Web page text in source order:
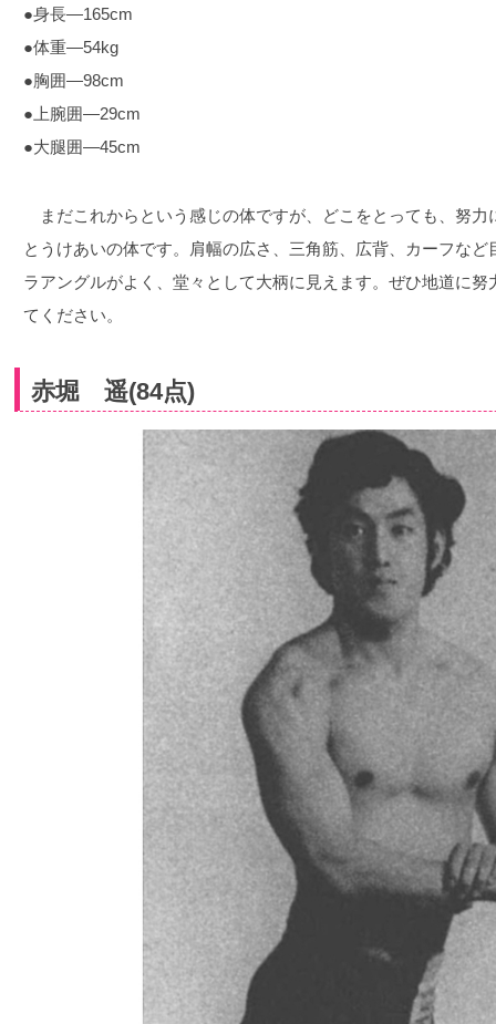
●身長―165cm
●体重―54kg
●胸囲―98cm
●上腕囲―29cm
●大腿囲―45cm
まだこれからという感じの体ですが、どこをとっても、努力
とうけあいの体です。肩幅の広さ、三角筋、広背、カーフな
ラアングルがよく、堂々として大柄に見えます。ぜひ地道に
てください。
赤堀 遥(84点)